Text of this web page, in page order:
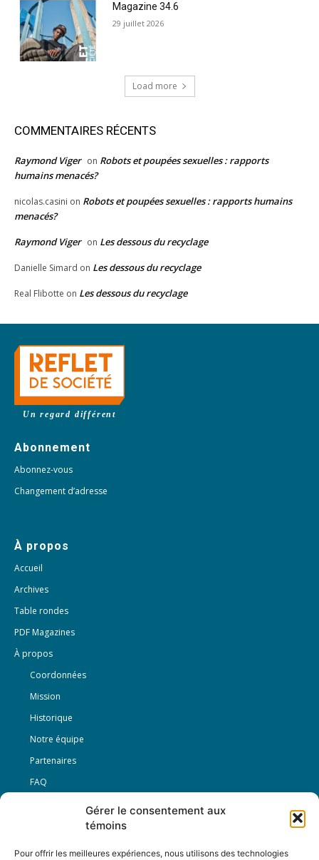
Gérer le consentement aux
témoins
Pour offrir les meilleures expériences, nous utilisons des technologies
Magazine 34.6
29 juillet 2026
Load more
COMMENTAIRES RÉCENTS
Raymond Viger on Robots et poupées sexuelles : rapports
humains menacés?
nicolas.casini on Robots et poupées sexuelles : rapports humains
menacés?
Raymond Viger on Les dessous du recyclage
Danielle Simard on Les dessous du recyclage
Real Flibotte on Les dessous du recyclage
Un regard différent
Abonnement
Abonnez-vous
Changement d’adresse
À propos
Accueil
Archives
Table rondes
PDF Magazines
À propos
Coordonnées
Mission
Historique
Notre équipe
Partenaires
FAQ